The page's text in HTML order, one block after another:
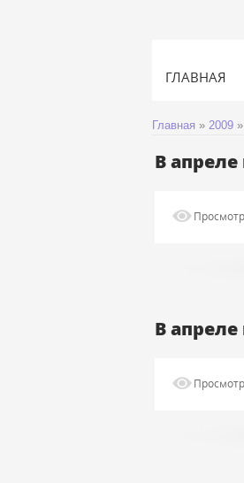
ГЛАВНАЯ
Главная » 2009 »
В апреле
В